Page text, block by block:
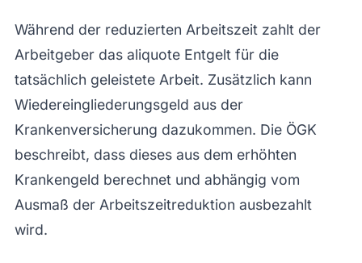
Während der reduzierten Arbeitszeit zahlt der
Arbeitgeber das aliquote Entgelt für die
tatsächlich geleistete Arbeit. Zusätzlich kann
Wiedereingliederungsgeld aus der
Krankenversicherung dazukommen. Die ÖGK
beschreibt, dass dieses aus dem erhöhten
Krankengeld berechnet und abhängig vom
Ausmaß der Arbeitszeitreduktion ausbezahlt
wird.